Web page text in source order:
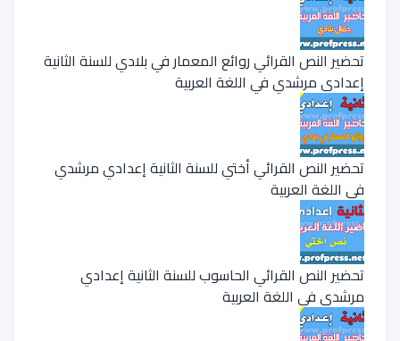
تحضير النص القرائي روائع المعمار في بلادي للسنة الثانية
إعدادي مرشدي في اللغة العربية
تحضير النص القرائي أختي للسنة الثانية إعدادي مرشدي
في اللغة العربية
تحضير النص القرائي الحاسوب للسنة الثانية إعدادي
مرشدي في اللغة العربية